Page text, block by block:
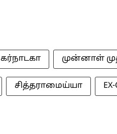
கர்நாடகா முன்னாள்
சித்தராமைய்யா